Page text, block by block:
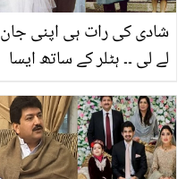
شادی کی رات ہی اپنی جان
لے لی ۔۔ ہٹلر کے ساتھ ایسا
رات ہی اس دنیا سے چلا
گیا؟